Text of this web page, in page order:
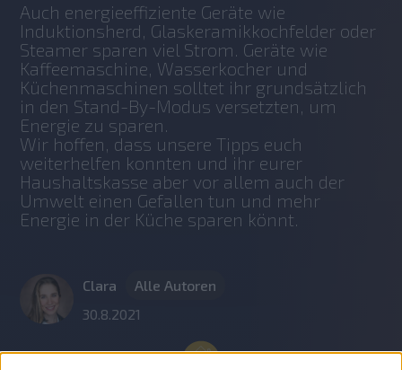
Auch energieeffiziente Geräte wie
Induktionsherd, Glaskeramikkochfelder oder
Steamer sparen viel Strom. Geräte wie
Kaffeemaschine, Wasserkocher und
Küchenmaschinen solltet ihr grundsätzlich
in den Stand-By-Modus versetzten, um
Energie zu sparen.
Wir hoffen, dass unsere Tipps euch
weiterhelfen konnten und ihr eurer
Haushaltskasse aber vor allem auch der
Umwelt einen Gefallen tun und mehr
Energie in der Küche sparen könnt.
Clara
Alle Autoren
30.8.2021